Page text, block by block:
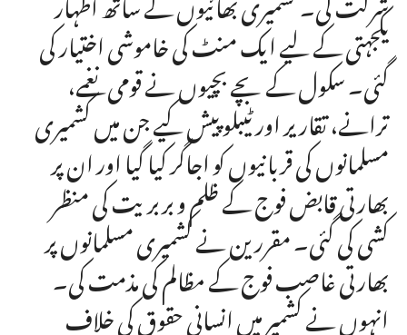
یکجہتی کے لیے ایک منٹ کی خاموشی اختیار کی
گئی۔ سکول کے بچے بچیوں نے قومی نغمے،
ترانے، تقاریر اور ٹیبلو پیش کیے جن میں کشمیری
مسلمانوں کی قربانیوں کو اجاگر کیا گیا اور ان پر
بھارتی قابض فوج کے ظلم و بربریت کی منظر
کشی کی گئی۔ مقررین نے کشمیری مسلمانوں پر
بھارتی غاصب فوج کے مظالم کی مذمت کی۔
انہوں نے کشمیر میں انسانی حقوق کی خلاف